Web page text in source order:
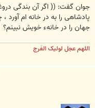
جوان گفت: (( اگر آن بندگی
پادشاهی را به در خانه ام آورد
جهان را در خانهء خویش نبینم؟
اللهم عجل لولیک الفرج